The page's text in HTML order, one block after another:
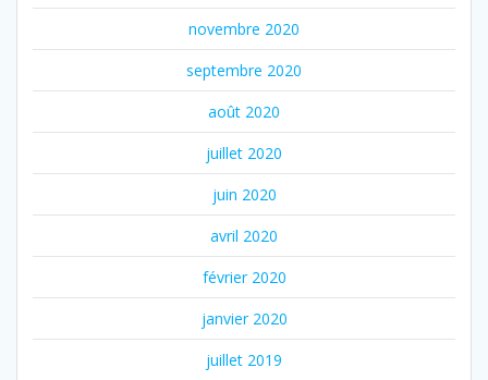
novembre 2020
septembre 2020
août 2020
juillet 2020
juin 2020
avril 2020
février 2020
janvier 2020
juillet 2019